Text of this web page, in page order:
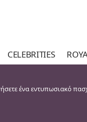
CELEBRITIES
ένα εντυπωσιακό